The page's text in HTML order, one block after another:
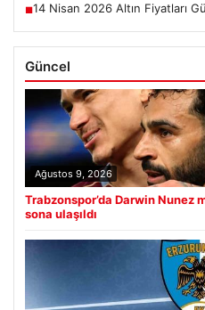
■14 Nisan 2026 Altın Fiyatları
Güncel
Ağustos 9, 2026
Trabzonspor’da Darwin
sona ulaşıldı